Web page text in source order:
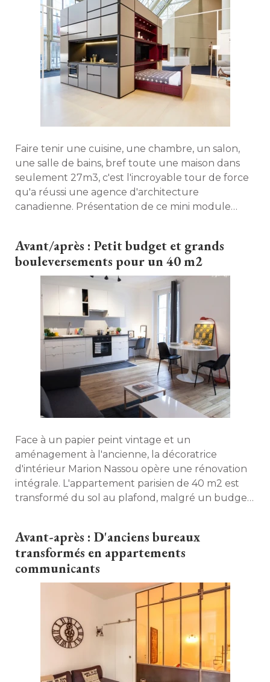
Faire tenir une cuisine, une chambre, un salon,
une salle de bains, bref toute une maison dans
seulement 27m3, c'est l'incroyable tour de force
qu'a réussi une agence d'architecture
canadienne. Présentation de ce mini module
Avant/après : Petit budget et grands
bouleversements pour un 40 m2
Face à un papier peint vintage et un
aménagement à l'ancienne, la décoratrice
d'intérieur Marion Nassou opère une rénovation
intégrale. L'appartement parisien de 40 m2 est
transformé du sol au plafond, malgré un budget
Avant-après : D'anciens bureaux
transformés en appartements
communicants